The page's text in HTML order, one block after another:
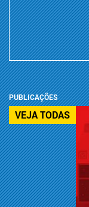
PUBLICAÇÕES
VEJA TODAS